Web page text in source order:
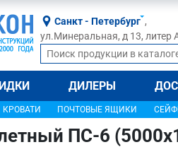
Санкт - Петербург ,
ул.Минеральная, д 13, литер
ДИЛЕРЫ
КРОВАТИ ПОЧТОВЫЕ ЯЩИКИ
ПС-6